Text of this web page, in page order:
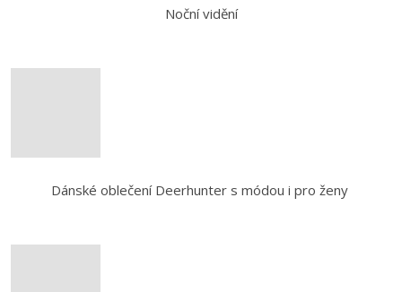
Noční vidění
Dánské oblečení Deerhunter s módou i pro ženy